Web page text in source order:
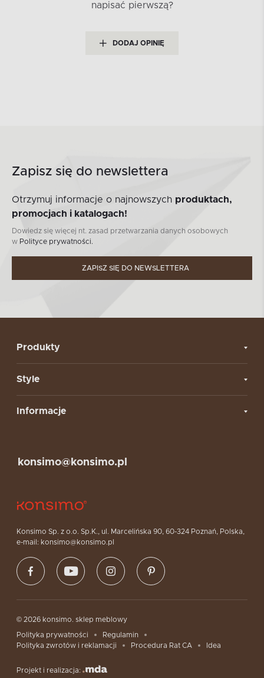
napisać pierwszą?
DODAJ OPINIĘ
Zapisz się do newslettera
Otrzymuj informacje o najnowszych produktach,
promocjach i katalogach!
Dowiedz się więcej nt. zasad przetwarzania danych osobowych
w Polityce prywatności.
ZAPISZ SIĘ DO NEWSLETTERA
Produkty
Style
Informacje
Konsimo Sp. z o.o. Sp.K., ul. Marcelińska 90, 60-324 Poznań, Polska,
e-mail: konsimo@konsimo.pl
konsimo@konsimo.pl
© 2026 konsimo. sklep meblowy
Polityka prywatności
Regulamin
Polityka zwrotów i reklamacji
Procedura Rat CA Idea
Projekt i realizacja: